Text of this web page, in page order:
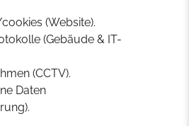
(Website).
(Gebäude & IT-
(CCTV).
Daten